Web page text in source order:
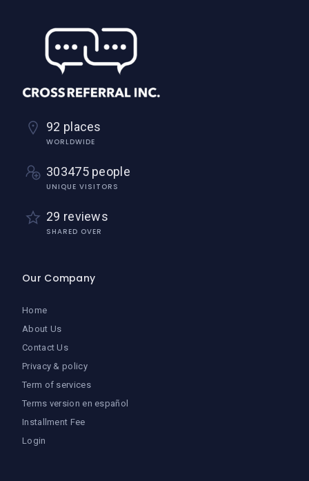
92 places
WORLDWIDE
303475 people
UNIQUE VISITORS
29 reviews
SHARED OVER
Our Company
Home
About Us
Contact Us
Privacy & policy
Term of services
Terms version en español
Installment Fee
Login